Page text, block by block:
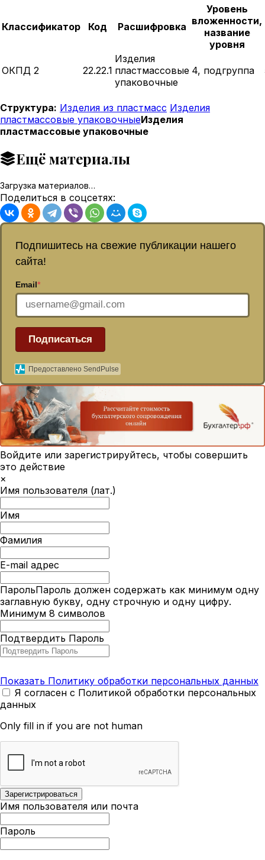
Классификатор Код Расшифровка
Уровень
вложенности,
название
уровня
ОКПД 2 22.22.1
Изделия
пластмассовые
упаковочные
4, подгруппа
Структура: Изделия из пластмасс Изделия
пластмассовые упаковочныеИзделия
пластмассовые упаковочные
Ещё материалы
Загрузка материалов…
Поделиться в соцсетях:
Подпишитесь на свежие публикации нашего
сайта!
Email*
Подписаться
Предоставлено SendPulse
Войдите или зарегистрируйтесь, чтобы совершить
это действие
×
Имя пользователя (лат.)
Имя
Фамилия
E-mail адрес
ПарольПароль должен содержать как минимум одну
заглавную букву, одну строчную и одну цифру.
Минимум 8 символов
Подтвердить Пароль
Показать Политику обработки персональных данных
Я согласен с Политикой обработки персональных
данных
Only fill in if you are not human
Имя пользователя или почта
Пароль